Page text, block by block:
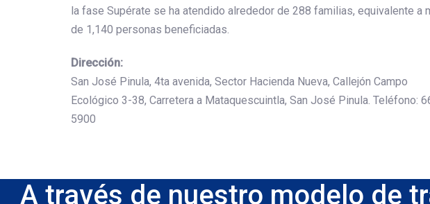
la fase Supérate se ha atendido alrededor de 288 familias, equivalente a
de 1,140 personas beneficiadas.
Dirección:
San José Pinula, 4ta avenida, Sector Hacienda Nueva, Callejón Campo
Ecológico 3-38, Carretera a Mataquescuintla, San José Pinula. Teléfono:
5900
A través de nuestro modelo de